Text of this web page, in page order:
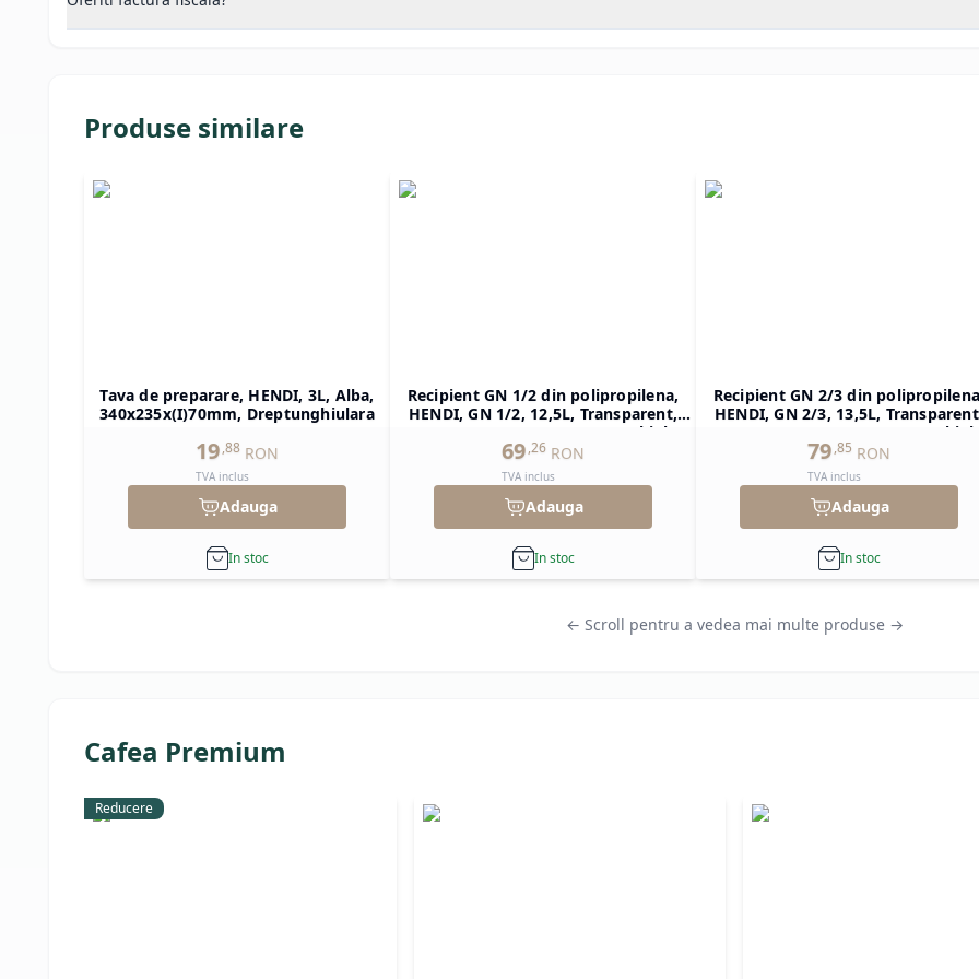
Produse similare
Tava de preparare, HENDI, 3L, Alba,
340x235x(I)70mm, Dreptunghiulara
19,88 RON
TVA inclus
Adauga
In stoc
Recipient GN 1/2 din polipropilena,
HENDI, GN 1/2, 12,5L, Transparent,
325x265x(H)200mm, Dreptunghiular
69,26 RON
TVA inclus
Adauga
In stoc
Recipient GN 2/3 din
HENDI, GN 2/3, 13,5L,
354x325x(H)150mm, Dreptunghiular
79,85 RON
TVA inclus
Adauga
In stoc
← Scroll pentru a vedea mai multe produse →
Cafea Premium
Reducere